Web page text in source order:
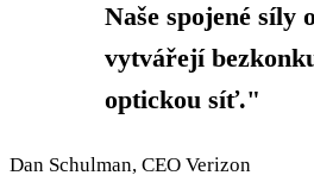
Naše spojené síly
vytvářejí
optickou síť."
Dan Schulman, CEO Verizon